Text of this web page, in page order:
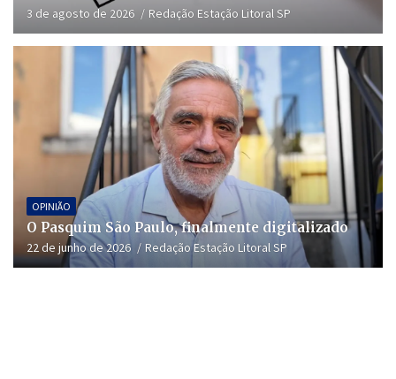
3 de agosto de 2026 Redação Estação Litoral SP
OPINIÃO
O Pasquim São Paulo, finalmente digitalizado
22 de junho de 2026 Redação Estação Litoral SP